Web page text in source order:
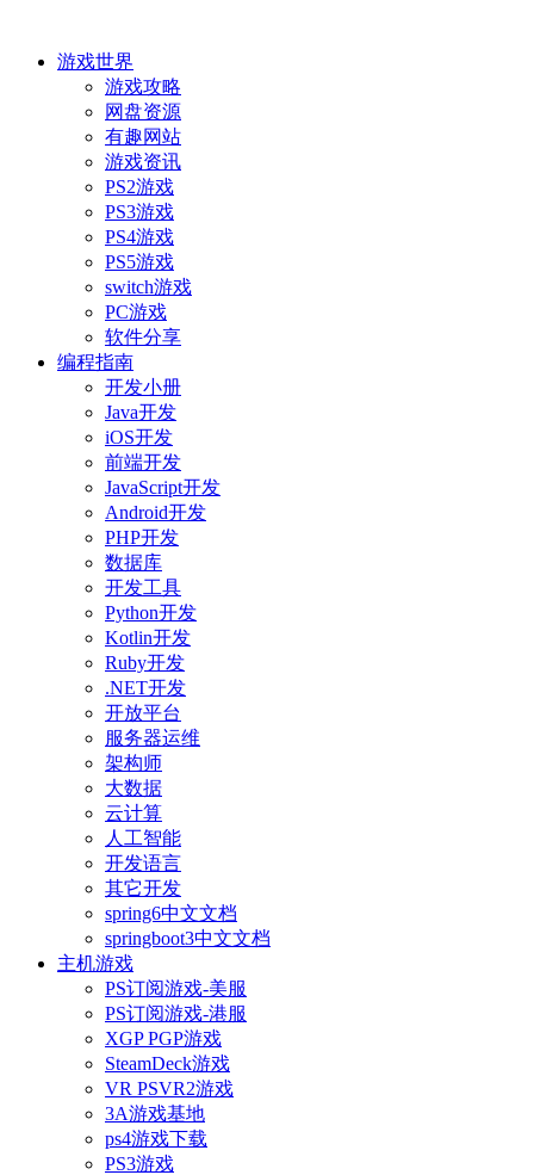
游戏世界
游戏攻略
网盘资源
有趣网站
游戏资讯
PS2游戏
PS3游戏
PS4游戏
PS5游戏
switch游戏
PC游戏
软件分享
编程指南
开发小册
Java开发
iOS开发
前端开发
JavaScript开发
Android开发
PHP开发
数据库
开发工具
Python开发
Kotlin开发
Ruby开发
.NET开发
开放平台
服务器运维
架构师
大数据
云计算
人工智能
开发语言
其它开发
spring6中文文档
springboot3中文文档
主机游戏
PS订阅游戏-美服
PS订阅游戏-港服
XGP PGP游戏
SteamDeck游戏
VR PSVR2游戏
3A游戏基地
ps4游戏下载
PS3游戏